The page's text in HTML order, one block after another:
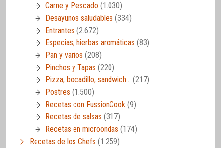
Carne y Pescado (1.030)
Desayunos saludables (334)
Entrantes (2.672)
Especias, hierbas aromáticas (83)
Pan y varios (208)
Pinchos y Tapas (220)
Pizza, bocadillo, sandwich… (217)
Postres (1.500)
Recetas con FussionCook (9)
Recetas de salsas (317)
Recetas en microondas (174)
Recetas de los Chefs (1.259)